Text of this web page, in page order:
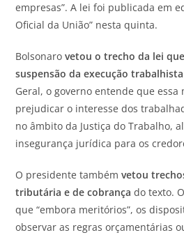
empresas”. A lei foi publicada em
Oficial da União” nesta quinta.
Bolsonarovetou o trecho da lei
suspensão da execução trabalhista
Geral, o governo entende que essa
prejudicar o interesse dos
no âmbito da Justiça do Trabalho,
insegurança jurídica para os
O presidente também vetou
tributária e de cobrança do texto.
que “embora meritórios”, os
observar as regras orçamentárias